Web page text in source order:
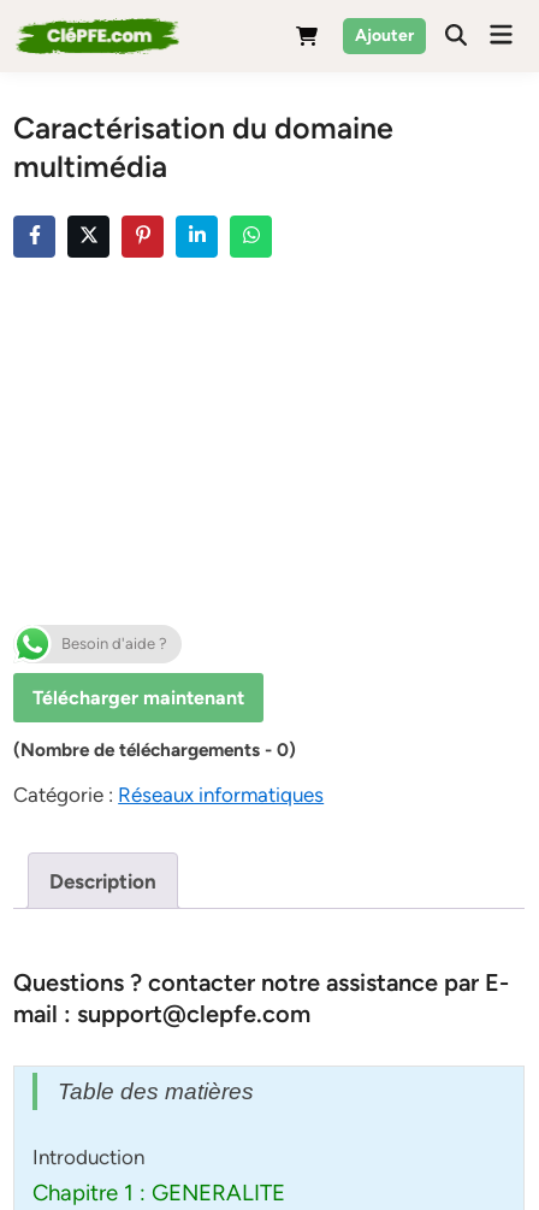
to
Ajouter
Caractérisation du domaine
multimédia
Besoin d'aide ?
Télécharger maintenant
(Nombre de téléchargements - 0)
Catégorie : Réseaux informatiques
Description
Questions ? contacter notre assistance par E-
mail : support@clepfe.com
Table des matières
Introduction
Chapitre 1 : GENERALITE